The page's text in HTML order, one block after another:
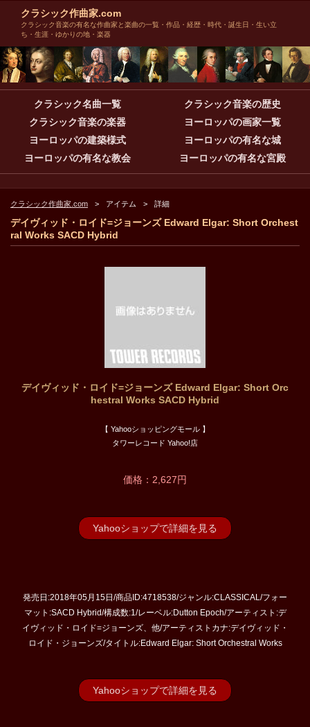
クラシック作曲家.com
クラシック音楽の有名な作曲家と楽曲の一覧・作品・経歴・時代・誕生日・生い立
ち・生涯・ゆかりの地・楽器
クラシック名曲一覧
クラシック音楽の歴史
クラシック音楽の楽器
ヨーロッパの画家一覧
ヨーロッパの建築様式
ヨーロッパの有名な城
ヨーロッパの有名な教会
ヨーロッパの有名な宮殿
クラシック作曲家.com アイテム 詳細
デイヴィッド・ロイド=ジョーンズ Edward Elgar: Short Orchest
ral Works SACD Hybrid
デイヴィッド・ロイド=ジョーンズ Edward Elgar: Short Orc
hestral Works SACD Hybrid
【 Yahooショッピングモール 】
タワーレコード Yahoo!店
価格：2,627円
Yahooショップで詳細を見る
発売日:2018年05月15日/商品ID:4718538/ジャンル:CLASSICAL/フォー
マット:SACD Hybrid/構成数:1/レーベル:Dutton Epoch/アーティスト:デ
イヴィッド・ロイド=ジョーンズ、他/アーティストカナ:デイヴィッド・
ロイド・ジョーンズ/タイトル:Edward Elgar: Short Orchestral Works
Yahooショップで詳細を見る